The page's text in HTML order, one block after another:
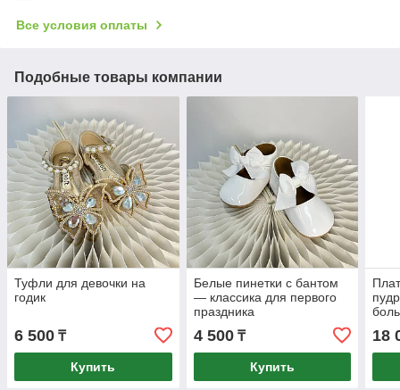
Все условия оплаты
Подобные товары компании
Туфли для девочки на
годик
6 500 ₸
Купить
Белые пинетки с бантом
— классика для первого
праздника
4 500₸
Купить
18